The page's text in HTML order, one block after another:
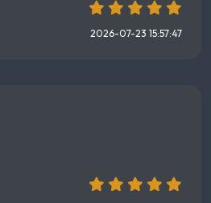
2026-07-23 15:57:47